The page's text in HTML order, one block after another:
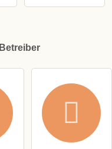
Betreiber